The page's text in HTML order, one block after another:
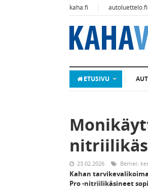
kaha.fi autoluettelo.fi
ETUSIVU
23.02.2026 Berner,
Kahan
Pro -nitriilikäsineet